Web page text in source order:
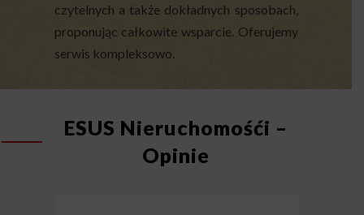
czytelnych a także dokładnych sposobach,
proponując całkowite wsparcie. Oferujemy
serwis kompleksowo.
ESUS Nieruchomośći –
Opinie